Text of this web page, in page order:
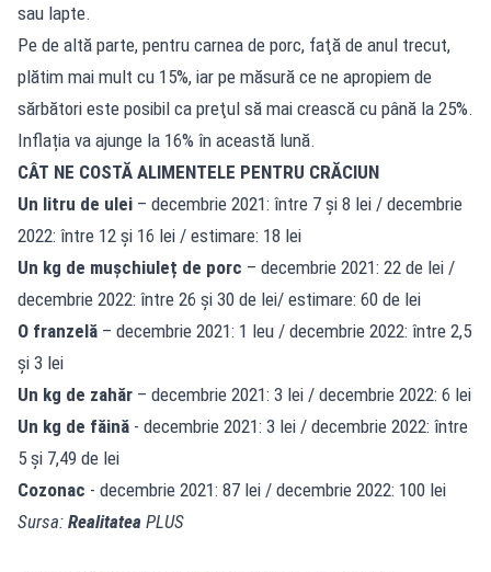
sau lapte.
Pe de altă parte, pentru carnea de porc, faţă de anul trecut,
plătim mai mult cu 15%, iar pe măsură ce ne apropiem de
sărbători este posibil ca preţul să mai crească cu până la 25%.
Inflația va ajunge la 16% în această lună.
CÂT NE COSTĂ ALIMENTELE PENTRU CRĂCIUN
Un litru de ulei – decembrie 2021: între 7 și 8 lei / decembrie
2022: între 12 și 16 lei / estimare: 18 lei
Un kg de mușchiuleț de porc – decembrie 2021: 22 de lei /
decembrie 2022: între 26 și 30 de lei/ estimare: 60 de lei
O franzelă – decembrie 2021: 1 leu / decembrie 2022: între 2,5
și 3 lei
Un kg de zahăr – decembrie 2021: 3 lei / decembrie 2022: 6 lei
Un kg de făină - decembrie 2021: 3 lei / decembrie 2022: între
5 și 7,49 de lei
Cozonac - decembrie 2021: 87 lei / decembrie 2022: 100 lei
Sursa: Realitatea PLUS